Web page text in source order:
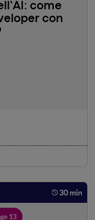
creare una
l'azienda dagli errori
piuttosto che di
e CTO che
come
con
non basta più. Il top
per eseguire 10 volte
lo faccio io, nel
30 min
13